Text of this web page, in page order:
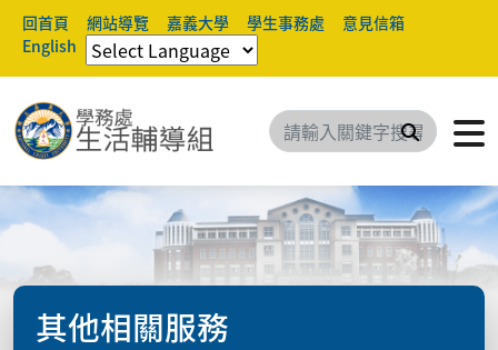
回首頁 網站導覽 嘉義大學 學生事務處
意見信箱
English
搜尋
其他相關服務